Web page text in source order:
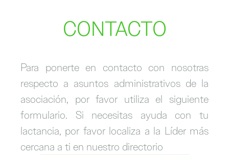
CONTACTO
Para ponerte en contacto con nosotras
respecto a asuntos administrativos de la
asociación, por favor utiliza el siguiente
formulario. Si necesitas ayuda con tu
lactancia, por favor localiza a la Líder más
cercana a ti en nuestro directorio